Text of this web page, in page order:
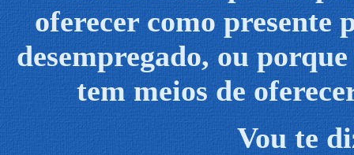
oferecer como presente
desempregado, ou
tem meios de
Vou te